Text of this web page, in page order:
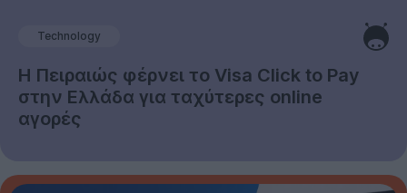
Technology
Η Πειραιώς φέρνει το Visa Click to Pay
στην Ελλάδα για ταχύτερες online
αγορές